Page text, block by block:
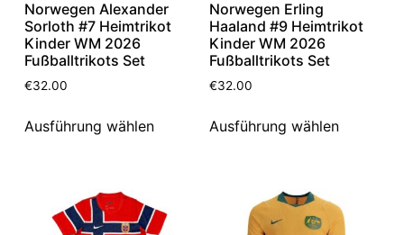
Norwegen Alexander
Sorloth #7 Heimtrikot
Kinder WM 2026
Fußballtrikots Set
€32.00
Ausführung wählen
Norwegen Erling
Haaland #9 Heimtrikot
Kinder WM 2026
Fußballtrikots Set
€32.00
Ausführung wählen